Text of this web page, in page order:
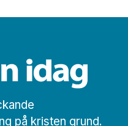
på kristen grund.